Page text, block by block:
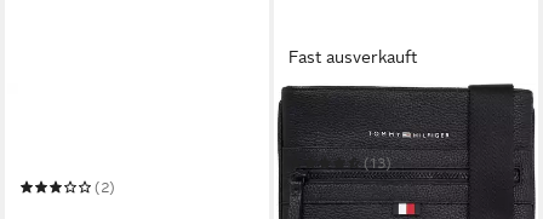
(2)
Fast ausverkauft
TOMMY HILFIGER
Umhängetasche Essential
(13)
84,90 €
in 1-2 Werktagen bei dir